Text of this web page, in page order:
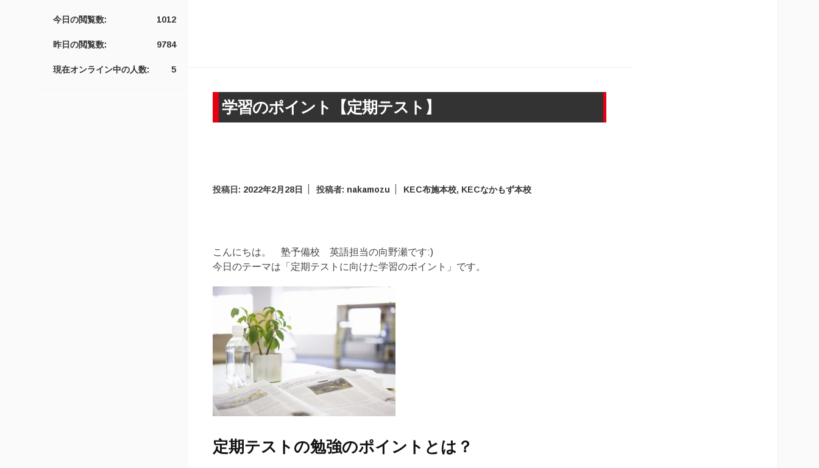
1012
今日の閲覧数:
9784
昨日の閲覧数:
5
現在オンライン中の人数:
学習のポイント【定期テスト】
投稿日: 2022年2月28日 投稿者: nakamozu KEC布施本校, KECなかもず本校
こんにちは。 塾予備校 英語担当の向野瀬です:)
今日のテーマは「定期テストに向けた学習のポイント」です。
定期テストの勉強のポイントとは？